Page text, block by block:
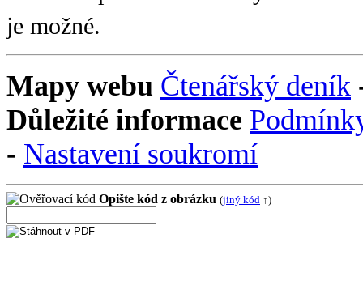
je možné.
Mapy webu Čtenářský deník
Důležité informace
- Nastavení soukromí
Opište kód z obrázku (jiný kód ↑)